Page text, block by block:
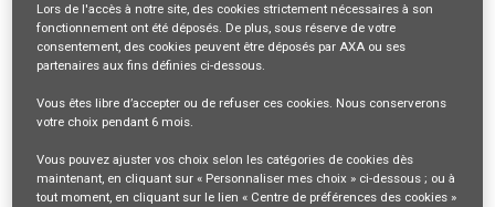
VENTES ET DISTRIBUTION
34851
mail_outline
Se connecter
ou S'inscrire
Lors de l'accès à notre site, des cookies strictement nécessaires à son
fonctionnement ont été déposés. De plus, sous réserve de votre
consentement, des cookies peuvent être déposés par AXA ou ses
partenaires aux fins définies ci-dessous.
Vous êtes libre d’accepter ou de refuser ces cookies. Nous conserverons
votre choix pendant 6 mois.
Vous pouvez ajuster vos choix selon les catégories de cookies dès
maintenant, en cliquant sur « Personnaliser mes choix » ci-dessous ; ou à
tout moment, en cliquant sur le lien « Centre de préférences des cookies »